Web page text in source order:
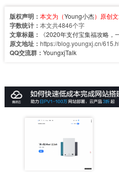
版权声明： 本文为（Young小杰）原创
字数统计： 本文共4846个字
文章标题： 《2020年支付宝集福攻略，
原文地址： https://blog.youngxj.cn/
QQ交流群： YoungxjTalk